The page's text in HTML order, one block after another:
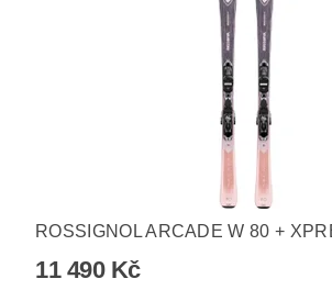
ROSSIGNOL ARCADE W 80 +
11 490 Kč